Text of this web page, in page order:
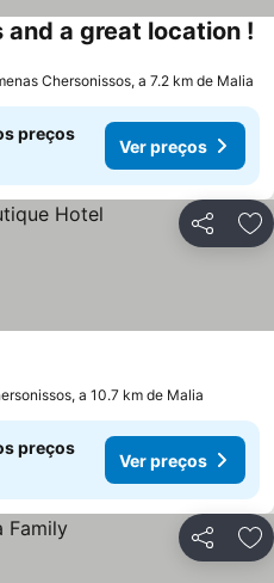
a great location !
Chersonissos, a 7.2 km de Malia
preços
Ver preços
Partilhar
a 10.7 km de Malia
preços
Ver preços
Partilhar